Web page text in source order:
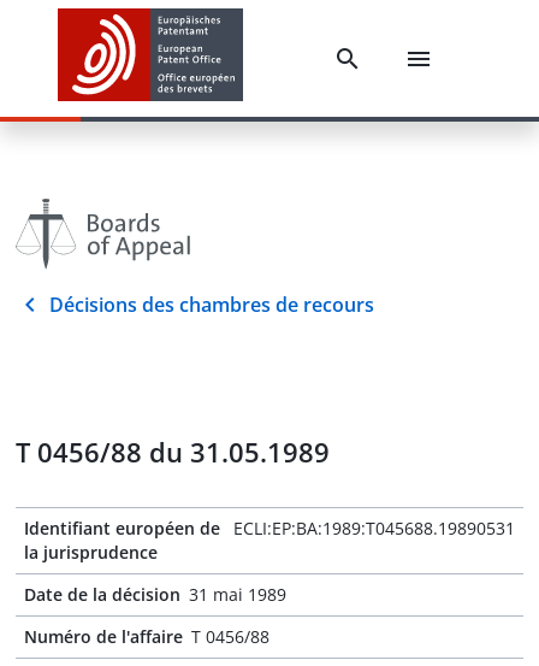
Décisions des chambres de recours
T 0456/88 du 31.05.1989
Identifiant européen de
la jurisprudence
ECLI:EP:BA:1989:T045688.19890531
Date de la décision 31 mai 1989
Numéro de l'affaire T 0456/88